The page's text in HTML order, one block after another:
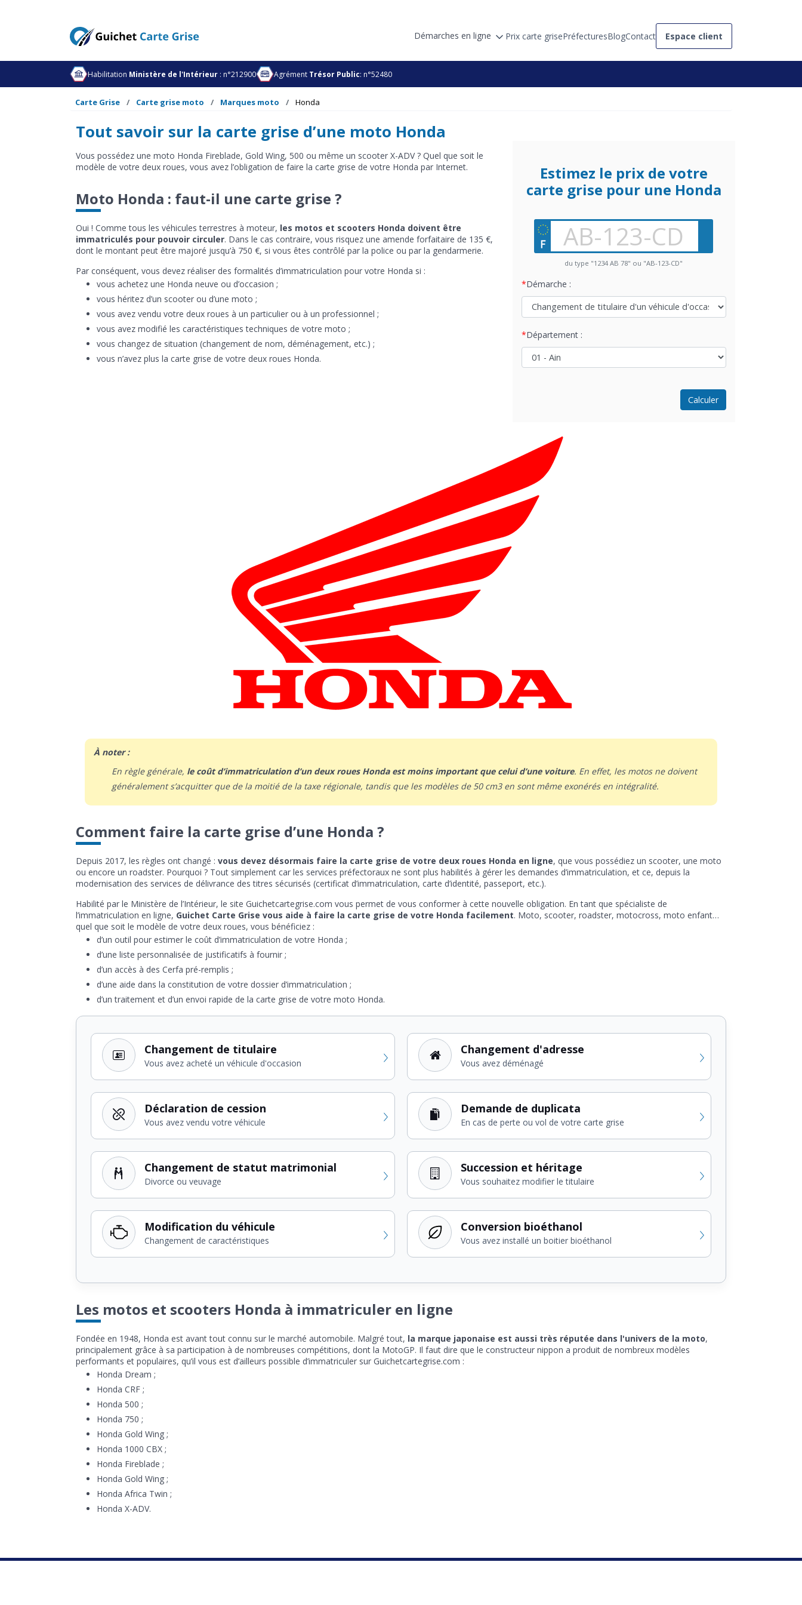
Démarches en ligne Prix carte grisePréfecturesBlogContact Espace client
Habilitation Ministère de l'Intérieur : n°212900 Agrément Trésor Public: n°52480
Carte Grise Carte grise moto Marques moto Honda
Tout savoir sur la carte grise d’une moto Honda
Vous possédez une moto Honda Fireblade, Gold Wing, 500 ou même un scooter X-ADV ? Quel que soit le
modèle de votre deux roues, vous avez l’obligation de faire la carte grise de votre Honda par Internet.
Moto Honda : faut-il une carte grise ?
Oui ! Comme tous les véhicules terrestres à moteur, les motos et scooters Honda doivent être
immatriculés pour pouvoir circuler. Dans le cas contraire, vous risquez une amende forfaitaire de 135 €,
dont le montant peut être majoré jusqu’à 750 €, si vous êtes contrôlé par la police ou par la gendarmerie.
Par conséquent, vous devez réaliser des formalités d’immatriculation pour votre Honda si :
vous achetez une Honda neuve ou d’occasion ;
vous héritez d’un scooter ou d’une moto ;
vous avez vendu votre deux roues à un particulier ou à un professionnel ;
vous avez modifié les caractéristiques techniques de votre moto ;
vous changez de situation (changement de nom, déménagement, etc.) ;
vous n’avez plus la carte grise de votre deux roues Honda.
Estimez le prix de votre
carte grise pour une Honda
du type "1234 AB 78" ou "AB-123-CD"
Démarche :
Département :
Calculer
À noter :
En règle générale, le coût d’immatriculation d’un deux roues Honda est moins important que celui d’une voiture. En effet, les motos ne doivent
généralement s’acquitter que de la moitié de la taxe régionale, tandis que les modèles de 50 cm3 en sont même exonérés en intégralité.
Comment faire la carte grise d’une Honda ?
Depuis 2017, les règles ont changé : vous devez désormais faire la carte grise de votre deux roues Honda en ligne, que vous possédiez un scooter, une moto
ou encore un roadster. Pourquoi ? Tout simplement car les services préfectoraux ne sont plus habilités à gérer les demandes d’immatriculation, et ce, depuis la
modernisation des services de délivrance des titres sécurisés (certificat d’immatriculation, carte d’identité, passeport, etc.).
Habilité par le Ministère de l’Intérieur, le site Guichetcartegrise.com vous permet de vous conformer à cette nouvelle obligation. En tant que spécialiste de
l’immatriculation en ligne, Guichet Carte Grise vous aide à faire la carte grise de votre Honda facilement. Moto, scooter, roadster, motocross, moto enfant…
quel que soit le modèle de votre deux roues, vous bénéficiez :
d’un outil pour estimer le coût d’immatriculation de votre Honda ;
d’une liste personnalisée de justificatifs à fournir ;
d’un accès à des Cerfa pré-remplis ;
d’une aide dans la constitution de votre dossier d’immatriculation ;
d’un traitement et d’un envoi rapide de la carte grise de votre moto Honda.
Changement de titulaire
Vous avez acheté un véhicule d'occasion
Changement d'adresse
Vous avez déménagé
Déclaration de cession
Vous avez vendu votre véhicule
Demande de duplicata
En cas de perte ou vol de votre carte grise
Changement de statut matrimonial
Divorce ou veuvage
Succession et héritage
Vous souhaitez modifier le titulaire
Modification du véhicule
Changement de caractéristiques
Conversion bioéthanol
Vous avez installé un boitier bioéthanol
Les motos et scooters Honda à immatriculer en ligne
Fondée en 1948, Honda est avant tout connu sur le marché automobile. Malgré tout, la marque japonaise est aussi très réputée dans l'univers de la moto,
principalement grâce à sa participation à de nombreuses compétitions, dont la MotoGP. Il faut dire que le constructeur nippon a produit de nombreux modèles
performants et populaires, qu’il vous est d’ailleurs possible d’immatriculer sur Guichetcartegrise.com :
Honda Dream ;
Honda CRF ;
Honda 500 ;
Honda 750 ;
Honda Gold Wing ;
Honda 1000 CBX ;
Honda Fireblade ;
Honda Gold Wing ;
Honda Africa Twin ;
Honda X-ADV.